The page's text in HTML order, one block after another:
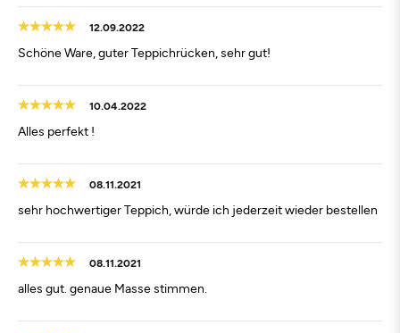
12.09.2022
Schöne Ware, guter Teppichrücken, sehr gut!
10.04.2022
Alles perfekt !
08.11.2021
sehr hochwertiger Teppich, würde ich jederzeit wieder bestellen
08.11.2021
alles gut. genaue Masse stimmen.